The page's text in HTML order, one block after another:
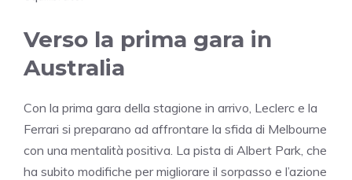
Verso la prima gara in
Australia
Con la prima gara della stagione in arrivo, Leclerc e la
Ferrari si preparano ad affrontare la sfida di Melbourne
con una mentalità positiva. La pista di Albert Park, che
ha subito modifiche per migliorare il sorpasso e l’azione